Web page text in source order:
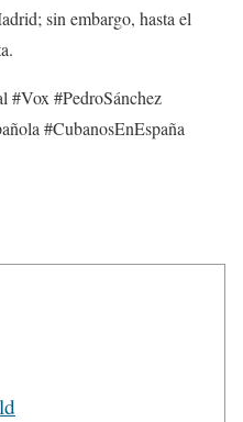
sin embargo, hasta el
#Vox #PedroSánchez
#CubanosEnEspaña